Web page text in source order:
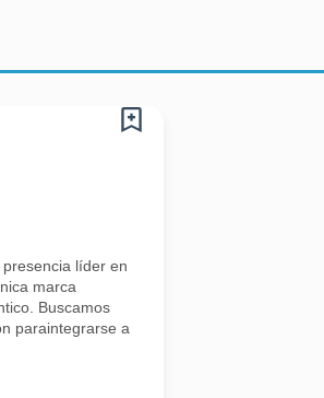
líder en
marca
Buscamos
paraintegrarse a